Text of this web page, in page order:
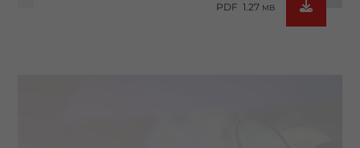
PDF 1.27 MB